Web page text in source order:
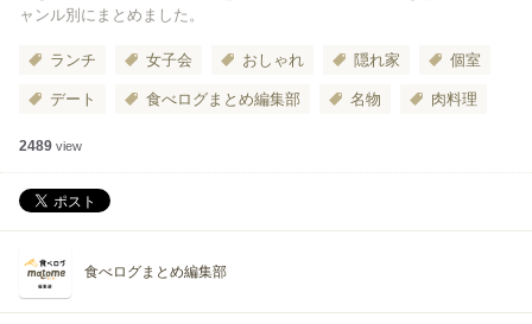
ャンル別にまとめました。
ランチ 女子会 おしゃれ 隠れ家 個室
デート 食べログまとめ編集部 名物 肉料理
2489 view
食べログまとめ編集部